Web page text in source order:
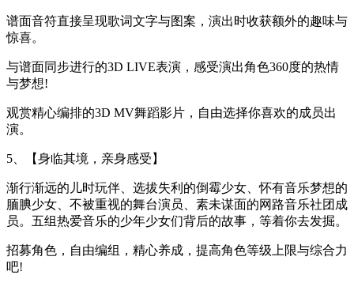
谱面音符直接呈现歌词文字与图案，演出时收获额外的趣味与
惊喜。
与谱面同步进行的3D LIVE表演，感受演出角色360度的热情
与梦想!
观赏精心编排的3D MV舞蹈影片，自由选择你喜欢的成员出
演。
5、【身临其境，亲身感受】
渐行渐远的儿时玩伴、选拔失利的倒霉少女、怀有音乐梦想的
腼腆少女、不被重视的舞台演员、素未谋面的网路音乐社团成
员。五组热爱音乐的少年少女们背后的故事，等着你去发掘。
招募角色，自由编组，精心养成，提高角色等级上限与综合力
吧!